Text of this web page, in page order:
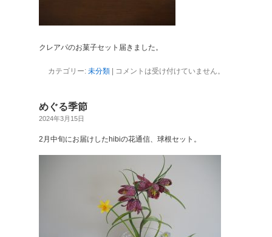
クレアパのお菓子セット届きました。
カテゴリー: 未分類| コメントは受け付けていません。
めぐる季節
2024年3月15日
2月中旬にお届けしたhibiの花通信、球根セット。